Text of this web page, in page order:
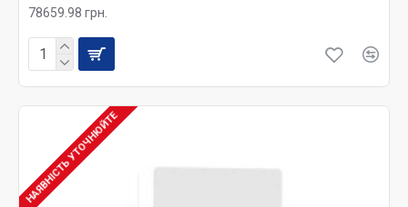
78659.98 грн.
НАЯВНІСТЬ УТОЧНЮЙТЕ